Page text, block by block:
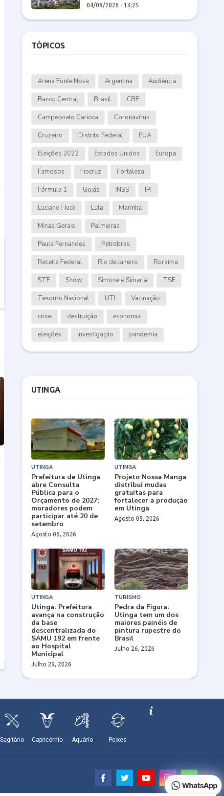
04/08/2026 - 14:25
TÓPICOS
Arena Fonte Nova Argentina Audiência
Banco Central Brasil CBF
Campeonato Carioca Coronavírus
Cruzeiro Distrito Federal EUA
Eleições 2022 Estados Unidos Europa
Famosos Fiocruz Fortaleza
Fórmula 1 Goiás INSS IPI
Luciano Huck Lula Marinha
Minas Gerais Palmeiras
Paula Fernandes Petrobras
Receita Federal Rio de Janeiro Roraima
STF Show Simone e Simaria TSE
Tesouro Nacional UTI Vacinação
crise destruição economia
eleições investigação pandemia
UTINGA
UTINGA
Prefeitura de Utinga
abre Consulta
Pública para o
Orçamento de 2027;
moradores podem
participar até 20 de
setembro
Agosto 06, 2026
UTINGA
Projeto Nossa Manga
distribui mudas
gratuitas para
fortalecer a produção
em Utinga
Agosto 05, 2026
UTINGA
Utinga: Prefeitura
avança na construção
da base
descentralizada do
SAMU 192 em frente
ao Hospital
Municipal
Julho 29, 2026
TURISMO
Pedra da Figura:
Utinga tem um dos
maiores painéis de
pintura rupestre do
Brasil
Julho 26, 2026